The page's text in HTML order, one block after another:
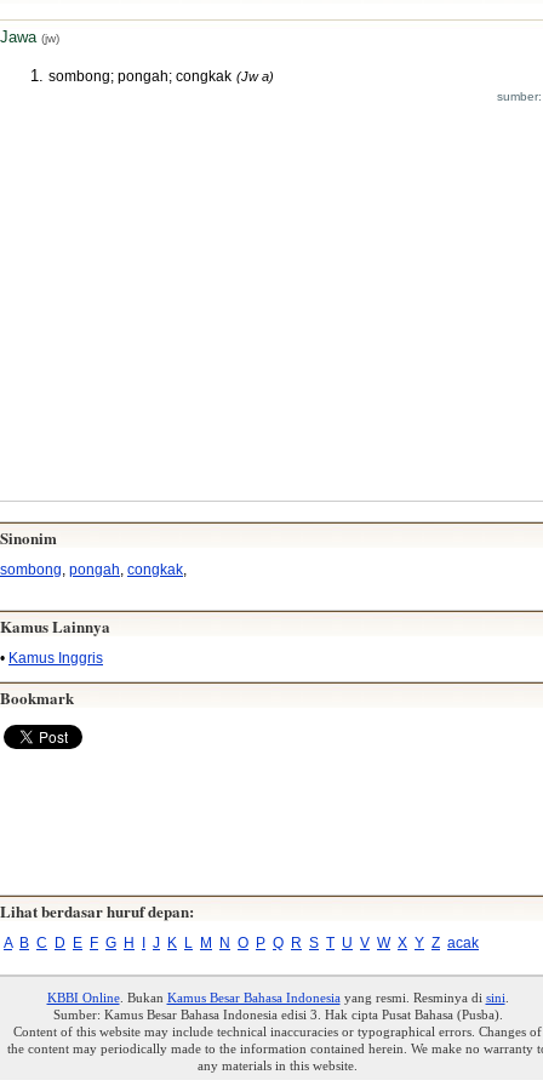
Jawa (jw)
sombong; pongah; congkak (Jw a)
Sinonim
sombong pongah congkak
Kamus Lainnya
• Kamus Inggris
Bookmark
Lihat berdasar huruf depan:
A B C D E F G H J K L M N O P Q R S T U V W X Y Z acak
KBBI Online. Bukan Kamus Besar Bahasa Indonesiayang resmi. Resminya di sini
Sumber: Kamus Besar Bahasa Indonesia edisi 3. Hak cipta Pusat Bahasa (Pusba).
Content of this website may include technical inaccuracies or typographical errors. Changes of
the content may periodically made to the information contained herein. We make no warranty
any materials in this website.